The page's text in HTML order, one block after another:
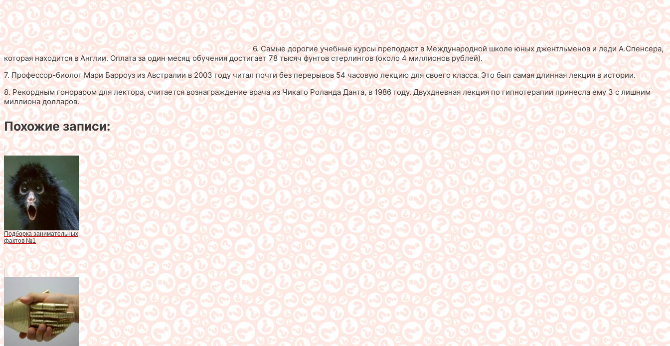
6. Самые дорогие учебные курсы преподают в Международной школе юных джентльменов и леди А.Спенсера,
которая находится в Англии. Оплата за один месяц обучения достигает 78 тысяч фунтов стерлингов (около 4 миллионов рублей).
7. Профессор-биолог Мари Барроуз из Австралии в 2003 году читал почти без перерывов 54 часовую лекцию для своего класса. Это был самая длинная лекция в истории.
8. Рекордным гонораром для лектора, считается вознаграждение врача из Чикаго Роланда Данта, в 1986 году. Двухдневная лекция по гипнотерапии принесла ему 3 с лишним
миллиона долларов.
Похожие записи:
Подборка занимательных
фактов №1